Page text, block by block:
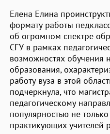
Елена Елина
формату работы
об огромном спектре
СГУ в рамках
возможностях обучения
образования,
работу вуза в этой
подчеркнула, что
педагогическому
популярностью не
практикующих учителей